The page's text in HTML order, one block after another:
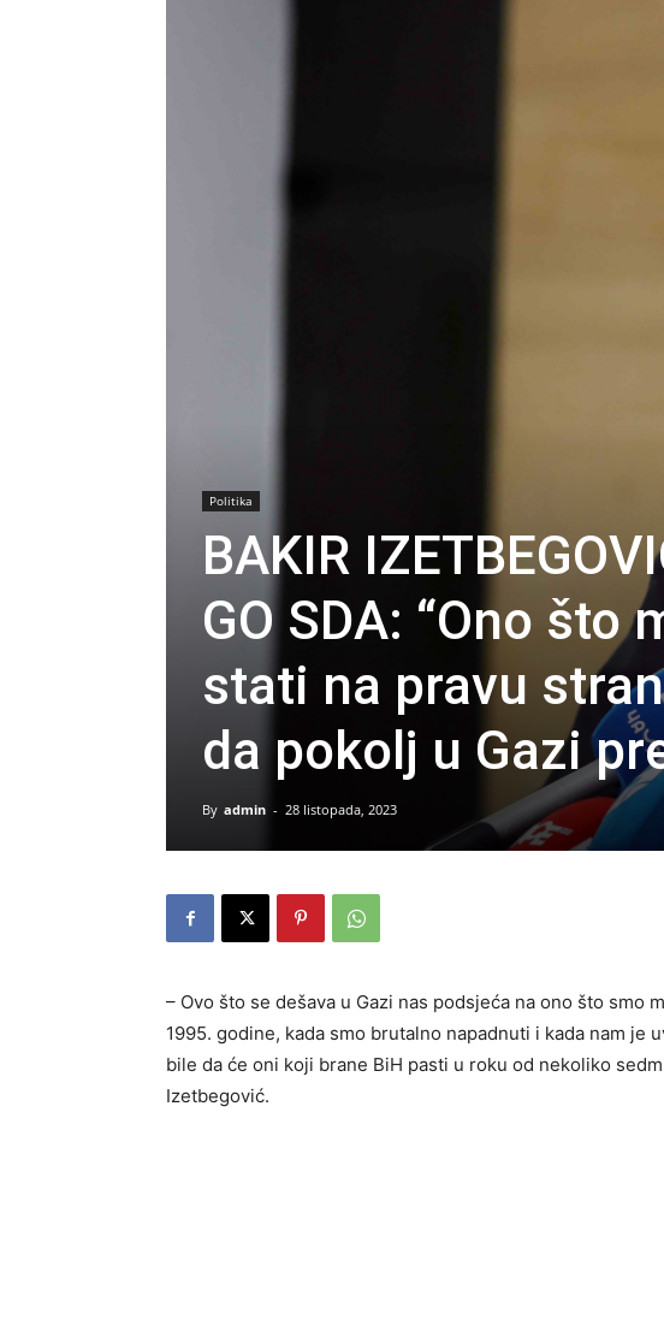
Politika
BAKIR
GO SDA: “Ono
stati na pravu
da pokolj u Gazi
By admin - 28 listopada, 2023
– Ovo što se dešava u Gazi nas podsjeća na ono što smo
1995. godine, kada smo brutalno napadnuti i kada nam je
bile da će oni koji brane BiH pasti u roku od nekoliko
Izetbegović.